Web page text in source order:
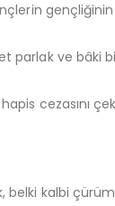
parlak ve bâki
cezasını
belki kalbi